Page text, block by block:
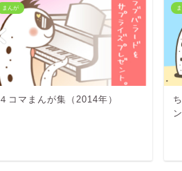
まんが
４コマまんが集（2014年）
ン